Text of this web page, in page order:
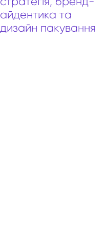
айдентика та
дизайн пакування